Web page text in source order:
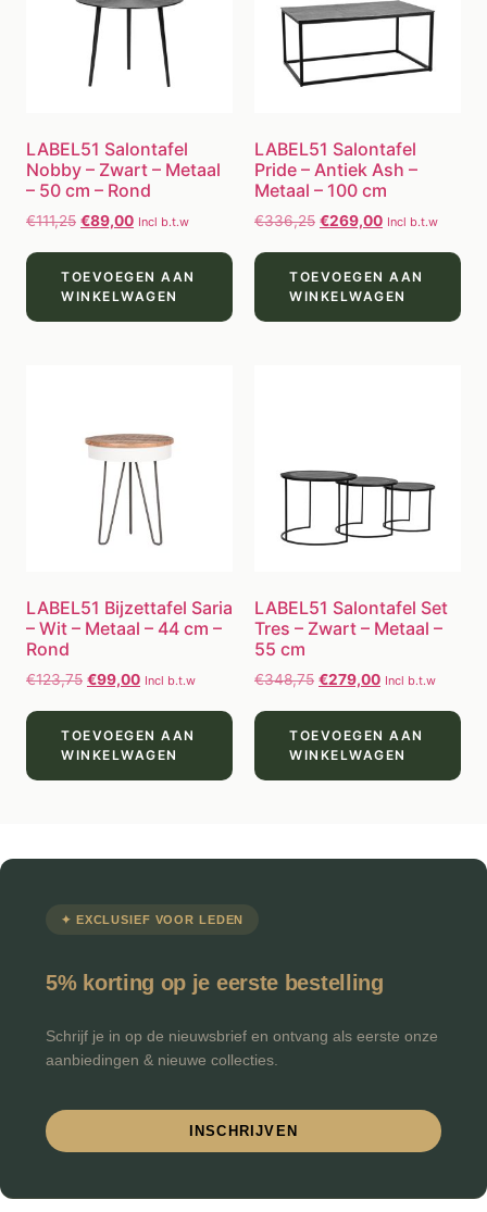
LABEL51 Salontafel
Nobby – Zwart – Metaal
– 50 cm – Rond
€111,25 €89,00 Incl b.t.w
TOEVOEGEN AAN
WINKELWAGEN
LABEL51 Salontafel
Pride – Antiek Ash –
Metaal – 100 cm
€336,25 €269,00 Incl b.t.w
TOEVOEGEN AAN
WINKELWAGEN
LABEL51 Bijzettafel Saria
– Wit – Metaal – 44 cm –
Rond
€123,75 €99,00 Incl b.t.w
TOEVOEGEN AAN
WINKELWAGEN
LABEL51 Salontafel Set
Tres – Zwart – Metaal –
55 cm
€348,75 €279,00 Incl b.t.w
TOEVOEGEN AAN
WINKELWAGEN
✦ EXCLUSIEF VOOR LEDEN
5% korting op je eerste bestelling
Schrijf je in op de nieuwsbrief en ontvang als eerste onze
aanbiedingen & nieuwe collecties.
INSCHRIJVEN